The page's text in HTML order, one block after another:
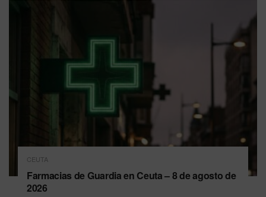
CEUTA
Farmacias de Guardia en Ceuta – 8 de agosto de
2026